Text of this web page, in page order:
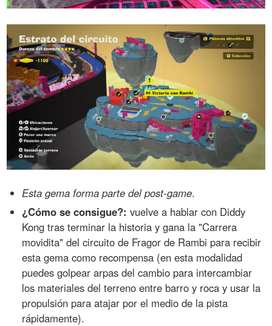
Esta gema forma parte del post-game.
¿Cómo se consigue?: vuelve a hablar con Diddy
Kong tras terminar la historia y gana la "Carrera
movidita" del circuito de Fragor de Rambi para recibir
esta gema como recompensa (en esta modalidad
puedes golpear arpas del cambio para intercambiar
los materiales del terreno entre barro y roca y usar la
propulsión para atajar por el medio de la pista
rápidamente).